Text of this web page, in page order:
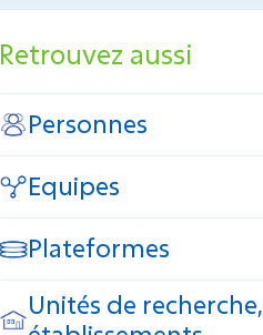
Retrouvez aussi
Personnes
Equipes
Plateformes
Unités de recherche,